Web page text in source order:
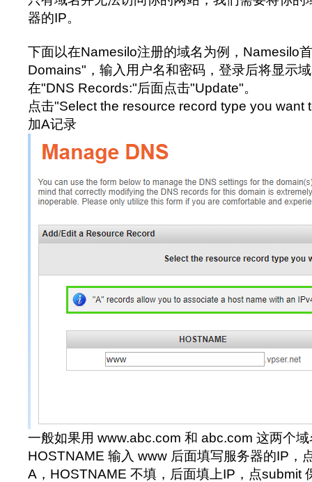
器的IP。
下面以在Namesilo注册的域名为例，Namesilo
Domains"，输入用户名和密码，登录后将显示
在"DNS Records:"后面点击"Update"。
点击"Select the resource record type you want
加A记录
一般如果用 www.abc.com 和 abc.com 这两个
HOSTNAME 输入 www 后面填写服务器的IP，
A，HOSTNAME 不填，后面填上IP，点submit